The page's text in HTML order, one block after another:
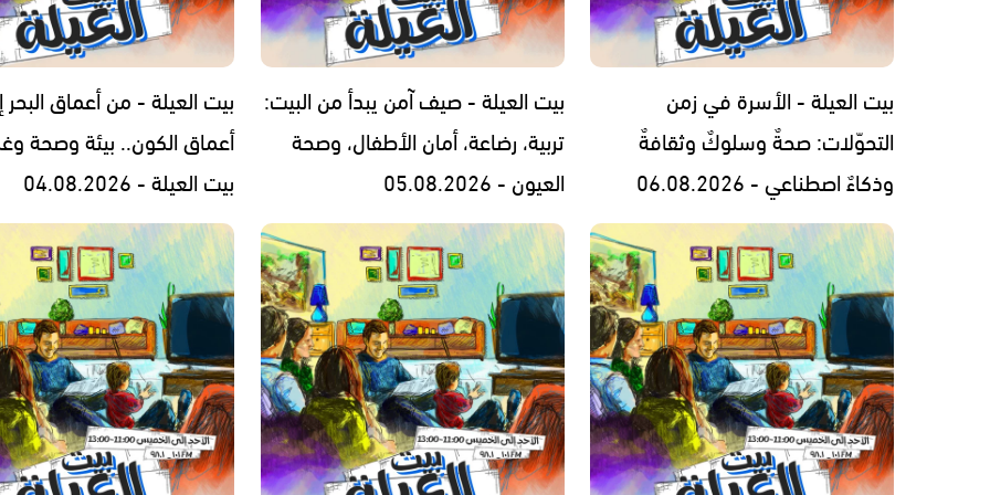
بيت العيلة - الأسرة في زمن
التحوّلات: صحةٌ وسلوكٌ وثقافةٌ
وذكاءٌ اصطناعي - 06.08.2026
بيت العيلة - صيف آمن يبدأ من البيت:
تربية، رضاعة، أمان الأطفال، وصحة
العيون - 05.08.2026
بيت العيلة - من أعماق البحر
أعماق الكون.. بيئة وصحة
بيت العيلة - 04.08.2026